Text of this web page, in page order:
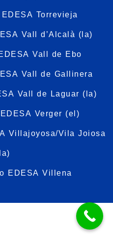
Torrevieja
Vall d’Alcalà (la)
Vall de Ebo
Vall de Gallinera
Vall de Laguar (la)
Verger (el)
Villajoyosa/Vila Joiosa
EDESA Villena